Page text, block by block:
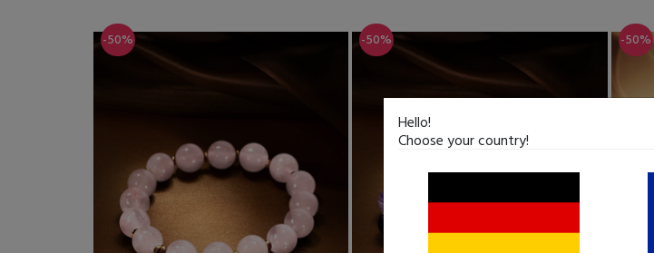
-50% -50% -50%
Hello!
Choose your country!